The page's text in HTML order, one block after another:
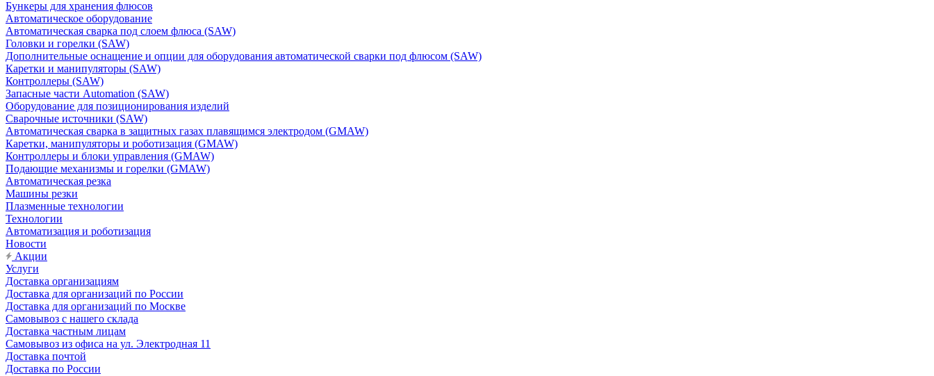
Бункеры для хранения флюсов
Автоматическое оборудование
Автоматическая сварка под слоем флюса (SAW)
Головки и горелки (SAW)
Дополнительные оснащение и опции для оборудования автоматической сварки под флюсом (SAW)
Каретки и манипуляторы (SAW)
Контроллеры (SAW)
Запасные части Automation (SAW)
Оборудование для позиционирования изделий
Сварочные источники (SAW)
Автоматическая сварка в защитных газах плавящимся электродом (GMAW)
Каретки, манипуляторы и роботизация (GMAW)
Контроллеры и блоки управления (GMAW)
Подающие механизмы и горелки (GMAW)
Автоматическая резка
Машины резки
Плазменные технологии
Технологии
Автоматизация и роботизация
Новости
Акции
Услуги
Доставка организациям
Доставка для организаций по России
Доставка для организаций по Москве
Самовывоз с нашего склада
Доставка частным лицам
Самовывоз из офиса на ул. Электродная 11
Доставка почтой
Доставка по России